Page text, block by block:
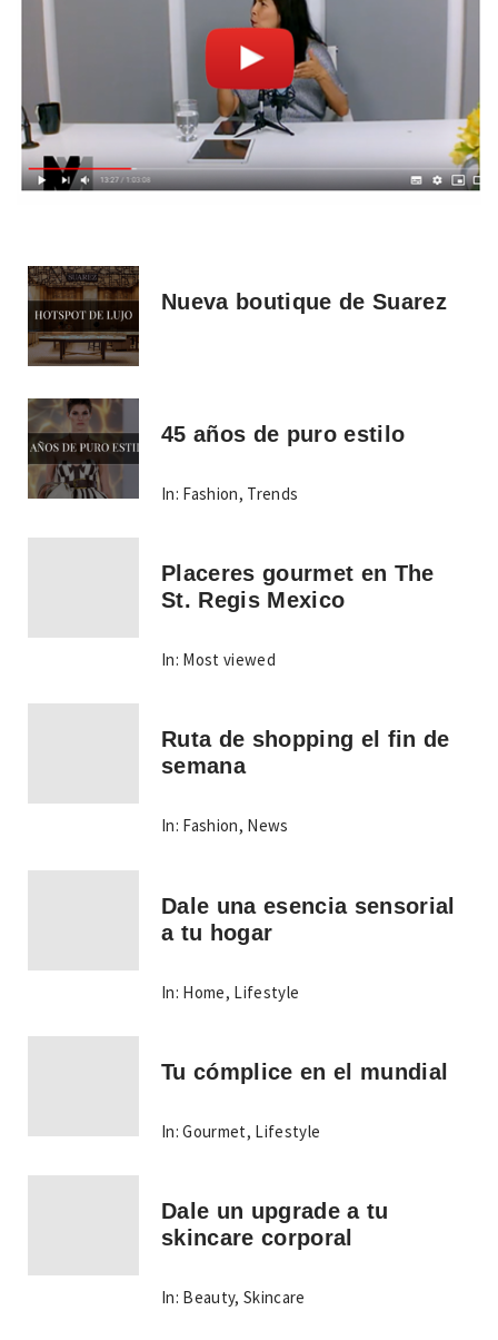
Nueva boutique de Suarez
45 años de puro estilo
In: Fashion, Trends
Placeres gourmet en The
St. Regis Mexico
In: Most viewed
Ruta de shopping el fin de
semana
In: Fashion, News
Dale una esencia sensorial
a tu hogar
In: Home, Lifestyle
Tu cómplice en el mundial
In: Gourmet, Lifestyle
Dale un upgrade a tu
skincare corporal
In: Beauty,Skincare